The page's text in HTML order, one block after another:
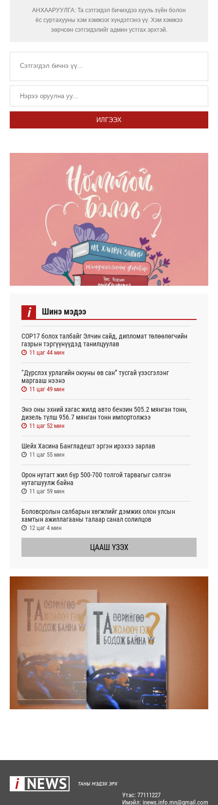
АНХААРУУЛГА: Та сэтгэгдэл бичихдээ хууль зүйн болон
ёс суртахууны хэм хэмжээг хүндэтгэнэ үү. Хэм хэмжээ
зөрчсөн сэтгэгдэлийг админ устгах эрхтэй.
ИЛГЭЭХ
i Шинэ мэдээ
СОР17 болох талбайг Элчин сайд, дипломат төлөөлөгчийн
газрын тэргүүнүүдэд танилцуулав
11 цаг 44 мин
“Дүрслэх урлагийн оюуны өв сан” тусгай үзэсгэлэнг
маргааш нээнэ
11 цаг 49 мин
Энэ оны эхний хагас жилд авто бензин 505.2 мянган тонн,
дизель түлш 956.7 мянган тонн импортолжээ
11 цаг 52 мин
Шейх Хасина Бангладешт эргэн ирэхээ зарлав
11 цаг 55 мин
Орон нутагт жил бүр 500-700 толгой тарвагыг сэлгэн
нутагшуулж байна
11 цаг 59 мин
Боловсролын салбарын хөгжлийг дэмжих олон улсын
хамтын ажиллагааны талаар санал солилцов
12 цаг 4 мин
ЦААШ ҮЗЭХ
Утас: 77111227
Имэйл: inews.info.mn@gmail.com